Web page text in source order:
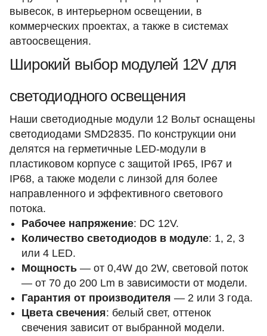
вывесок, в интерьерном освещении, в
коммерческих проектах, а также в системах
автоосвещения.
Широкий выбор модулей 12V для
светодиодного освещения
Наши светодиодные модули 12 Вольт оснащены
светодиодами SMD2835. По конструкции они
делятся на герметичные LED-модули в
пластиковом корпусе с защитой IP65, IP67 и
IP68, а также модели с линзой для более
направленного и эффективного светового
потока.
Рабочее напряжение: DC 12V.
Количество светодиодов в модуле: 1, 2, 3
или 4 LED.
Мощность — от 0,4W до 2W, световой поток
— от 70 до 200 Lm в зависимости от модели.
Гарантия от производителя — 2 или 3 года.
Цвета свечения: белый свет, оттенок
свечения зависит от выбранной модели.